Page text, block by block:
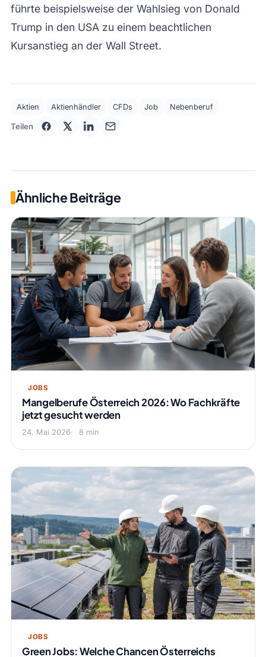
führte beispielsweise der Wahlsieg von Donald
Trump in den USA zu einem beachtlichen
Kursanstieg an der Wall Street.
Aktien Aktienhändler CFDs Job Nebenberuf
Teilen
Ähnliche Beiträge
JOBS
Mangelberufe Österreich 2026: Wo Fachkräfte
jetzt gesucht werden
24. Mai 2026 8 min
JOBS
Green Jobs: Welche Chancen Österreichs